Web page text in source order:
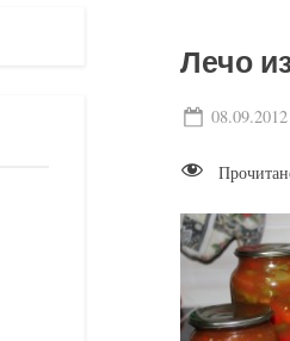
Лечо
Posted
08.09.2012